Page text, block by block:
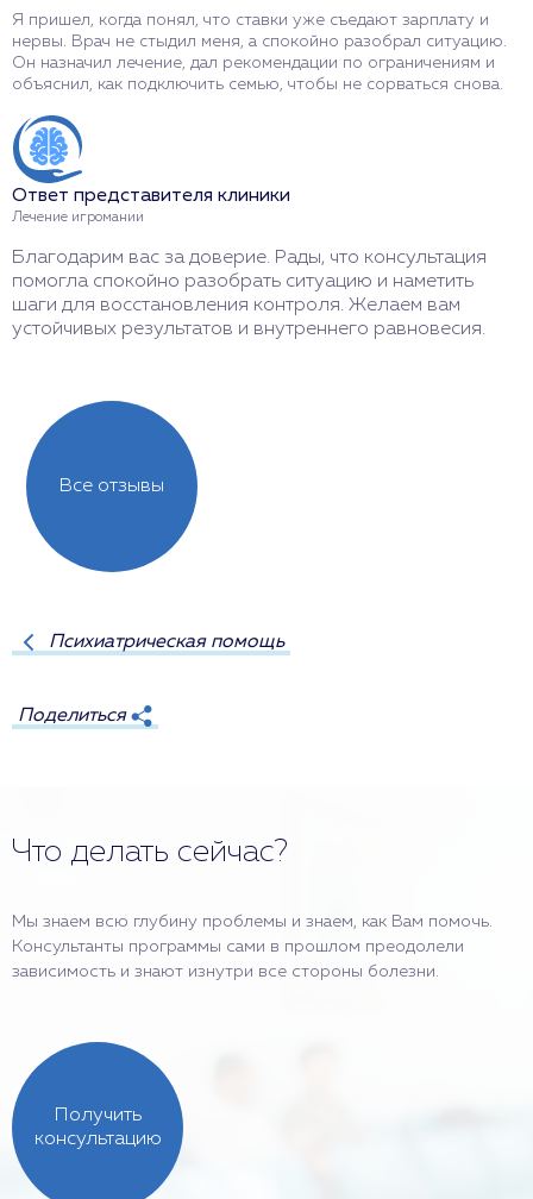
Я пришел, когда понял, что ставки уже съедают зарплату и
нервы. Врач не стыдил меня, а спокойно разобрал ситуацию.
Он назначил лечение, дал рекомендации по ограничениям и
объяснил, как подключить семью, чтобы не сорваться снова.
Ответ представителя клиники
Лечение игромании
Благодарим вас за доверие. Рады, что консультация
помогла спокойно разобрать ситуацию и наметить
шаги для восстановления контроля. Желаем вам
устойчивых результатов и внутреннего равновесия.
Все отзывы
Психиатрическая помощь
Поделиться
Что делать сейчас?
Мы знаем всю глубину проблемы и знаем, как Вам помочь.
Консультанты программы сами в прошлом преодолели
зависимость и знают изнутри все стороны болезни.
Получить
консультацию